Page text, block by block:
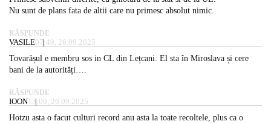
Nu sunt de plans fata de altii care nu primesc absolut nimic.
RĂSPUNDE
VASILE07:49, 26.09.2025
Tovarășul e membru sos in CL din Lețcani. El sta în Miroslava și cere
bani de la autorități….
RĂSPUNDE
IOON13:00, 26.09.2025
Hotzu asta o facut culturi record anu asta la toate recoltele, plus ca o